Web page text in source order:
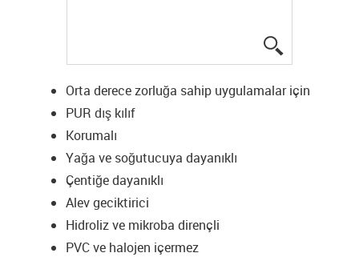
Orta derece zorluğa sahip uygulamalar için
PUR dış kılıf
Korumalı
Yağa ve soğutucuya dayanıklı
Çentiğe dayanıklı
Alev geciktirici
Hidroliz ve mikroba dirençli
PVC ve halojen içermez